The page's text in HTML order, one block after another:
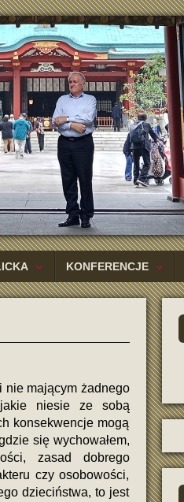
KONFERENCJE
nie mającym żadnego
niesie ze sobą
konsekwencje mogą
się wychowałem,
zasad dobrego
czy osobowości,
dzieciństwa, to jest